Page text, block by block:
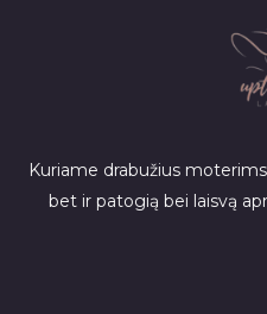
Kuriame drabužius
bet ir patogią bei laisvą